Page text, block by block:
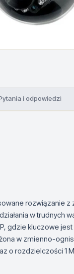
i odpowiedzi
rozwiązanie
w trudnych
gdzie kluczowe
w zmienno-
o rozdzielczości 1